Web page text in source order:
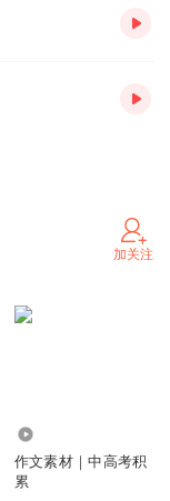
加关注
作文素材｜中高考积
累